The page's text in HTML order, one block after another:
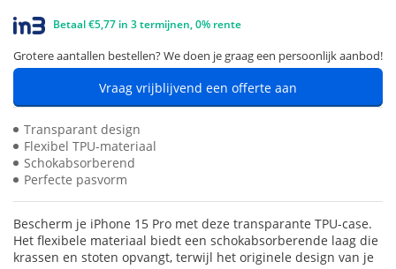
Betaal €5,77 in 3 termijnen, 0% rente
Grotere aantallen bestellen? We doen je graag een persoonlijk aanbod!
Vraag vrijblijvend een offerte aan
Transparant design
Flexibel TPU-materiaal
Schokabsorberend
Perfecte pasvorm
Bescherm je iPhone 15 Pro met deze transparante TPU-case.
Het flexibele materiaal biedt een schokabsorberende laag die
krassen en stoten opvangt, terwijl het originele design van je